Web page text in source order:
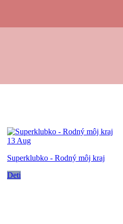
13 Aug
Superklubko - Rodný môj kraj
Deti